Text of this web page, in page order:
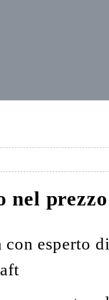
nel prezzo
esperto di